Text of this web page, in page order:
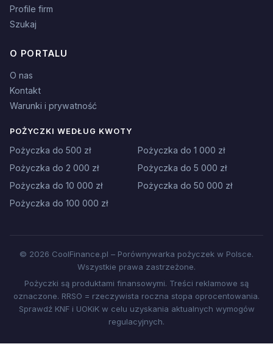
Profile firm
Szukaj
O PORTALU
O nas
Kontakt
Warunki i prywatność
POŻYCZKI WEDŁUG KWOTY
Pożyczka do 500 zł
Pożyczka do 1 000 zł
Pożyczka do 2 000 zł
Pożyczka do 5 000 zł
Pożyczka do 10 000 zł
Pożyczka do 50 000 zł
Pożyczka do 100 000 zł
© 2026 CoolFinance.pl – Porównywarka pożyczek w Polsce.
Wszystkie prawa zastrzeżone.
Pożyczki są produktami finansowymi. Treści reklamowe są
oznaczone. RRSO = rzeczywista roczna stopa oprocentowania.
Sprawdź KNF i UOKiK w celu uzyskania aktualnych wymogów
regulacyjnych.